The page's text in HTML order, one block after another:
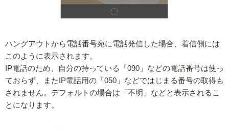
ハングアウトから電話番号宛に電話発信した場合、着信側には
このように表示されます。
IP電話のため、自分の持っている「090」などの電話番号は使っ
ておらず、またIP電話用の「050」などではじまる番号の取得も
されません。デフォルトの場合は「不明」などと表示されるこ
とになります。